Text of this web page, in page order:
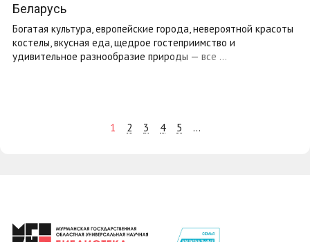
Беларусь
Богатая культура, европейские города, невероятной красоты
костелы, вкусная еда, щедрое гостеприимство и
удивительное разнообразие природы — все ...
1 2 3 4 5 ...